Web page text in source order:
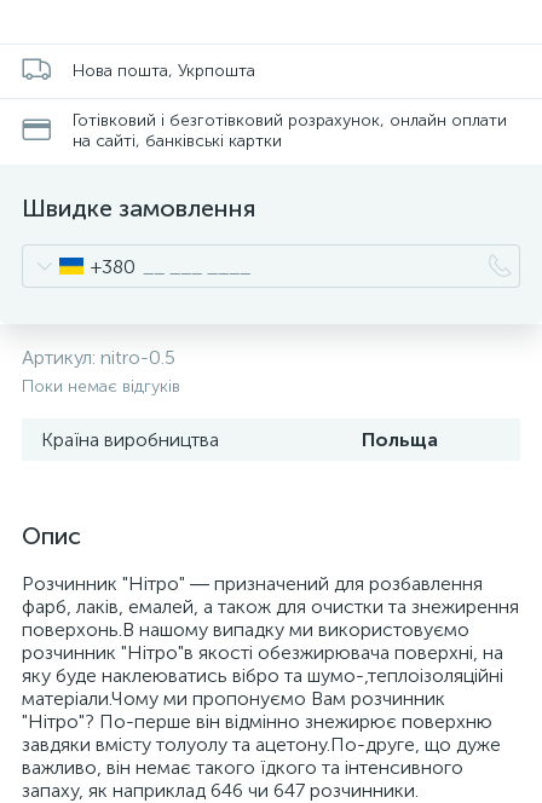
Нова пошта, Укрпошта
Готівковий і безготівковий розрахунок, онлайн оплати
на сайті, банківські картки
Швидке замовлення
+380
Артикул: nitro-0.5
Поки немає відгуків
Країна виробництва Польща
Опис
Розчинник "Нітро" ― призначений для розбавлення
фарб, лаків, емалей, а також для очистки та знежирення
поверхонь.В нашому випадку ми використовуємо
розчинник "Нітро"в якості обезжирювача поверхні, на
яку буде наклеюватись вібро та шумо-,теплоізоляційні
матеріали.Чому ми пропонуємо Вам розчинник
"Нітро"? По-перше він відмінно знежирює поверхню
завдяки вмісту толуолу та ацетону.По-друге, що дуже
важливо, він немає такого їдкого та інтенсивного
запаху, як наприклад 646 чи 647 розчинники.